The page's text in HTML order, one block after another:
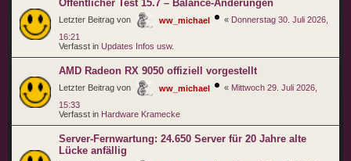
Öffentlicher Test 15.7 – Balance-Änderungen
Letzter Beitrag von ww_michael « Donnerstag 30. Juli 2026,
16:21
Verfasst in Updates Infos usw.
AMD Radeon RX 9050 offiziell vorgestellt
Letzter Beitrag von ww_michael « Mittwoch 29. Juli 2026,
15:33
Verfasst in Hardware Kramecke
Server-Fernwartung: 24.650 Server für 20 Jahre alte
Lücke anfällig